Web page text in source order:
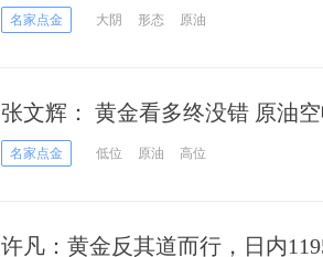
名家点金 大阴 形态 原油
张文辉： 黄金看多终没错 原油
名家点金 低位 原油 高位
许凡：黄金反其道而行，日内